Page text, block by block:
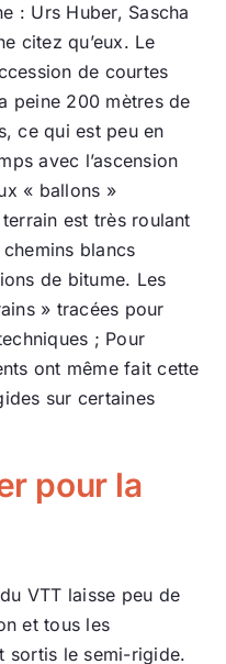
: Urs Huber, Sascha
citez qu’eux. Le
de courtes
peine 200 mètres de
ce qui est peu en
avec l’ascension
« ballons »
est très roulant
blancs
de bitume. Les
» tracées pour
; Pour
ont même fait cette
sur certaines
pour la
VTT laisse peu de
et tous les
sortis le semi-rigide.